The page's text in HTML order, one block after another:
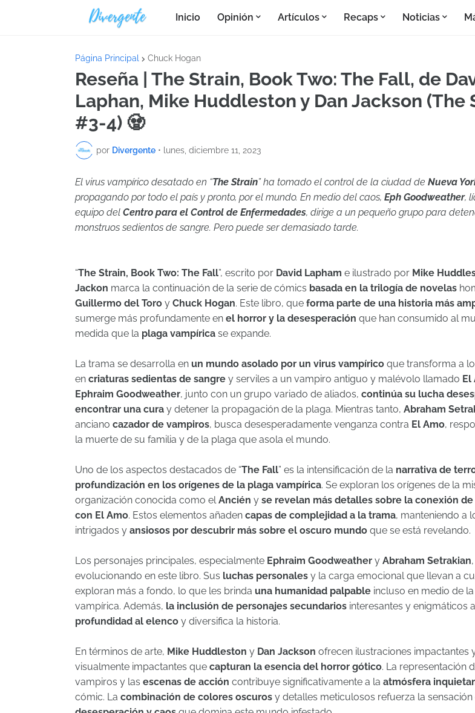
Inicio Opinión Artículos Recaps Noticias
Página Principal Chuck Hogan
Reseña | The Strain, Book Two: The Fall, de
Laphan, Mike Huddleston y Dan Jackson (The
#3-4) 🧟
por Divergente • lunes, diciembre 11, 2023
El virus vampírico desatado en “The Strain” ha tomado el control de la ciudad de Nueva
propagando por todo el país y pronto, por el mundo. En medio del caos, Eph Goodweather,
equipo del Centro para el Control de Enfermedades, dirige a un pequeño grupo para
monstruos sedientos de sangre. Pero puede ser demasiado tarde.
“The Strain, Book Two: The Fall”, escrito por David Lapham e ilustrado por Mike
Jackon marca la continuación de la serie de cómics basada en la trilogía de novelas
Guillermo del Toro y Chuck Hogan. Este libro, que forma parte de una historia más
sumerge más profundamente en el horror y la desesperación que han consumido al
medida que la plaga vampírica se expande.
La trama se desarrolla en un mundo asolado por un virus vampírico que transforma a
en criaturas sedientas de sangre y serviles a un vampiro antiguo y malévolo llamado El
Ephraim Goodweather, junto con un grupo variado de aliados, continúa su lucha
encontrar una cura y detener la propagación de la plaga. Mientras tanto, Abraham
anciano cazador de vampiros, busca desesperadamente venganza contra El Amo,
la muerte de su familia y de la plaga que asola el mundo.
Uno de los aspectos destacados de “The Fall” es la intensificación de la narrativa de
profundización en los orígenes de la plaga vampírica. Se exploran los orígenes de la
organización conocida como elAncién y se revelan más detalles sobre la conexión de
con El Amo. Estos elementos añaden capas de complejidad a la trama, manteniendo a
intrigados y ansiosos por descubrir más sobre el oscuro mundo que se está revelando.
Los personajes principales, especialmente Ephraim Goodweather y Abraham Setrakian
evolucionando en este libro. Sus luchas personales y la carga emocional que llevan a
exploran más a fondo, lo que les brinda una humanidad palpable incluso en medio de
vampírica. Además, la inclusión de personajes secundarios interesantes y enigmáticos
profundidad al elenco y diversifica la historia.
En términos de arte, Mike Huddleston y Dan Jackson ofrecen ilustraciones impactantes
visualmente impactantes que capturan la esencia del horror gótico. La representación
vampiros y las escenas de acción contribuye significativamente a la atmósfera
cómic. La combinación de colores oscuros y detalles meticulosos refuerza la sensación